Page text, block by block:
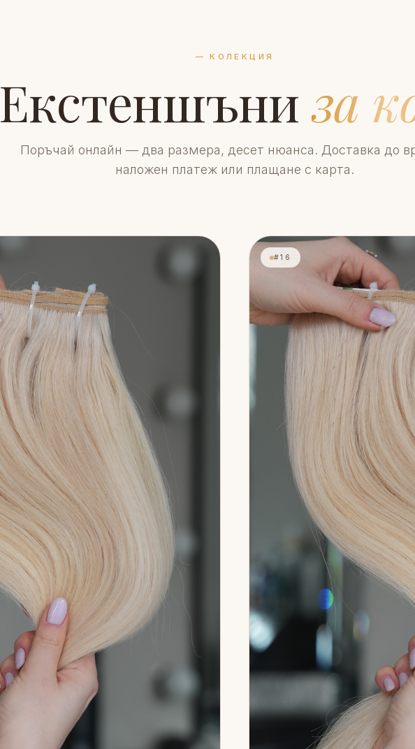
— КОЛЕКЦИЯ
Екстеншъниза
Поръчай онлайн — два размера, десет нюанса. Доставка до
наложен платеж или плащане с карта.
#16